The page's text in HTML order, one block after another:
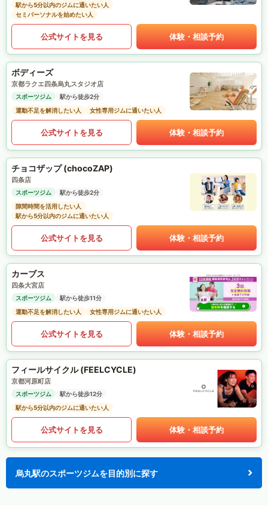
駅から5分以内のジムに通いたい人
セミパーソナルを始めたい人
公式サイトを見る 体験・相談予約
ボディーズ
京都ラクエ四条烏丸スタジオ店
スポーツジム
駅から徒歩2分
運動不足を解消したい人
女性専用ジムに通いたい人
公式サイトを見る 体験・相談予約
チョコザップ (chocoZAP)
四条店
スポーツジム
駅から徒歩2分
隙間時間を活用したい人
駅から5分以内のジムに通いたい人
公式サイトを見る 体験・相談予約
カーブス
四条大宮店
スポーツジム
駅から徒歩11分
運動不足を解消したい人
女性専用ジムに通いたい人
公式サイトを見る 体験・相談予約
フィールサイクル (FEELCYCLE)
京都河原町店
スポーツジム
駅から徒歩12分
駅から5分以内のジムに通いたい人
公式サイトを見る 体験・相談予約
烏丸駅のスポーツジムを目的別に探す